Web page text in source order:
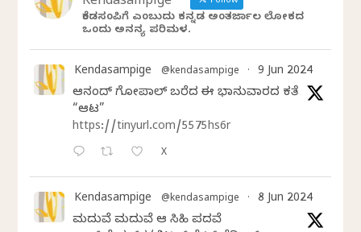
ಕೆಂಡಸಂಪಿಗೆ ಎಂಬುದು ಕನ್ನಡ ಅಂತರ್ಜಾಲ ಲೋಕದ
ಒಂದು ಅನನ್ಯ ಪರಿಮಳ.
Kendasampige @kendasampige · 9 Jun 2024
ಆನಂದ್‌ ಗೋಪಾಲ್‌ ಬರೆದ ಈ ಭಾನುವಾರದ ಕತೆ
“ಆಟ”
https://tinyurl.com/5575hs6r
X
Kendasampige @kendasampige · 8 Jun 2024
ಮದುವೆ ಮದುವೆ ಆ ಸಿಹಿ ಪದವೆ